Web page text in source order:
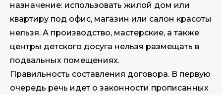
назначение: использовать жилой дом или
квартиру под офис, магазин или салон красоты
нельзя. А производство, мастерские, а также
центры детского досуга нельзя размещать в
подвальных помещениях.
Правильность составления договора. В первую
очередь речь идет о законности прописанных